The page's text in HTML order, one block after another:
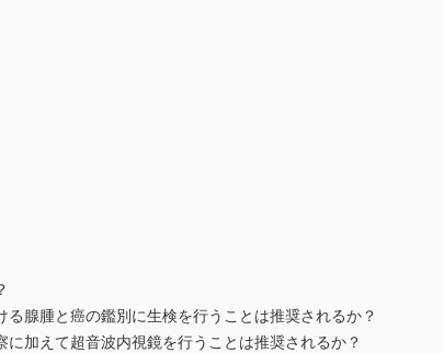
腺腫と癌の鑑別に生検を行うことは推奨されるか？
加えて超音波内視鏡を行うことは推奨されるか？